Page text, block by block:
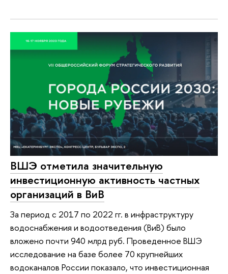
ВШЭ отметила значительную
инвестиционную активность частных
организаций в ВиВ
За период с 2017 по 2022 гг. в инфраструктуру
водоснабжения и водоотведения (ВиВ) было
вложено почти 940 млрд руб. Проведенное ВШЭ
исследование на базе более 70 крупнейших
водоканалов России показало, что инвестиционная